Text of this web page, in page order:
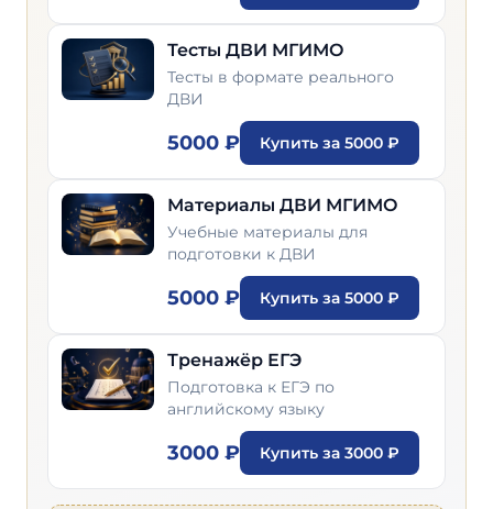
Тесты ДВИ МГИМО
Тесты в формате реального
ДВИ
5000 ₽ Купить за 5000 ₽
Материалы ДВИ МГИМО
Учебные материалы для
подготовки к ДВИ
5000 ₽ Купить за 5000 ₽
Тренажёр ЕГЭ
Подготовка к ЕГЭ по
английскому языку
3000 ₽ Купить за 3000 ₽